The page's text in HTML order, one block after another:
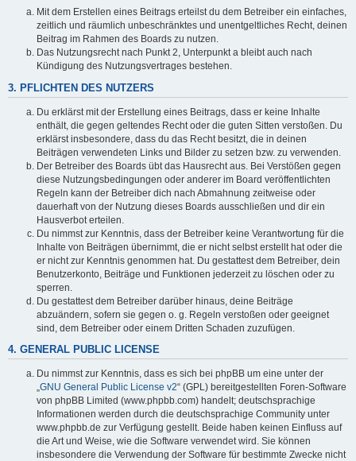
Mit dem Erstellen eines Beitrags erteilst du dem Betreiber ein einfaches,
zeitlich und räumlich unbeschränktes und unentgeltliches Recht, deinen
Beitrag im Rahmen des Boards zu nutzen.
Das Nutzungsrecht nach Punkt 2, Unterpunkt a bleibt auch nach
Kündigung des Nutzungsvertrages bestehen.
3. PFLICHTEN DES NUTZERS
Du erklärst mit der Erstellung eines Beitrags, dass er keine Inhalte
enthält, die gegen geltendes Recht oder die guten Sitten verstoßen. Du
erklärst insbesondere, dass du das Recht besitzt, die in deinen
Beiträgen verwendeten Links und Bilder zu setzen bzw. zu verwenden.
Der Betreiber des Boards übt das Hausrecht aus. Bei Verstößen gegen
diese Nutzungsbedingungen oder anderer im Board veröffentlichten
Regeln kann der Betreiber dich nach Abmahnung zeitweise oder
dauerhaft von der Nutzung dieses Boards ausschließen und dir ein
Hausverbot erteilen.
Du nimmst zur Kenntnis, dass der Betreiber keine Verantwortung für die
Inhalte von Beiträgen übernimmt, die er nicht selbst erstellt hat oder die
er nicht zur Kenntnis genommen hat. Du gestattest dem Betreiber, dein
Benutzerkonto, Beiträge und Funktionen jederzeit zu löschen oder zu
sperren.
Du gestattest dem Betreiber darüber hinaus, deine Beiträge
abzuändern, sofern sie gegen o. g. Regeln verstoßen oder geeignet
sind, dem Betreiber oder einem Dritten Schaden zuzufügen.
4. GENERAL PUBLIC LICENSE
Du nimmst zur Kenntnis, dass es sich bei phpBB um eine unter der
„GNU General Public License v2“ (GPL) bereitgestellten Foren-Software
von phpBB Limited (www.phpbb.com) handelt; deutschsprachige
Informationen werden durch die deutschsprachige Community unter
www.phpbb.de zur Verfügung gestellt. Beide haben keinen Einfluss auf
die Art und Weise, wie die Software verwendet wird. Sie können
insbesondere die Verwendung der Software für bestimmte Zwecke nicht